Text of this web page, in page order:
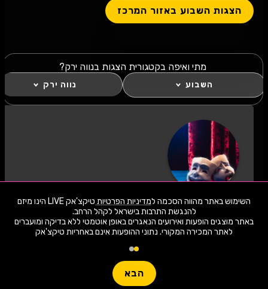
השימוש באתר מהווה הסכמה למדיניות הפרטיות
טיקצ'אק LIVE הינו מיזם
באתר מוצגים הופעות ואירועים הנאגרים באופן אוטמטי ללא בדיקה ומועברים
לאתר המכירה המקורי. נתוני ההופעות אינם באחריות טיקצ'אק
הבא
חפשו הופעה
הצגות השבוע באזור המרכז
מתי ואיפה בקטגורית הצגות בנווה ירק?
השבוע נווה ירק
כל מה שחם בהצגות השבוע בנווה ירק!
לחצו "עקוב" כדי לקבל עדכונים ראשונים על השקת
הופעות, כרטיסים, שוברי הנחה וחשיפה בלעדית
למתרחש באזור שלכם. הצטרפו לסצנת התרבות
בהצגות השבוע בנווה ירק ותהיו חלק מהמשפחה!
לעקוב